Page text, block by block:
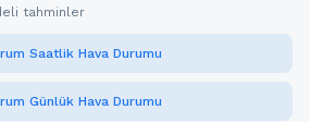
tahminler
Saatlik Hava Durumu
Günlük Hava Durumu